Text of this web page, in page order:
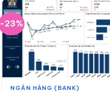
-23%
NGÂN HÀNG (BANK)